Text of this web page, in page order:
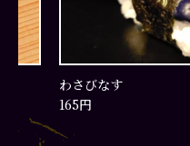
わさびなす
165円